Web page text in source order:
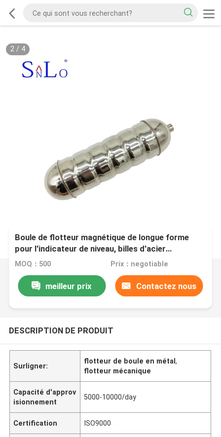
2/ 4
Boule de flotteur magnétique de longue forme
pour l'indicateur de niveau, billes d'acier
inoxydables magnétiques
MOQ：500 Prix：negotiable
meilleur prix Contactez nous
DESCRIPTION DE PRODUIT
Surligner:
flotteur de boule en métal,
flotteur mécanique
Capacité d'approv
isionnement
5000-10000/day
Certification ISO9000